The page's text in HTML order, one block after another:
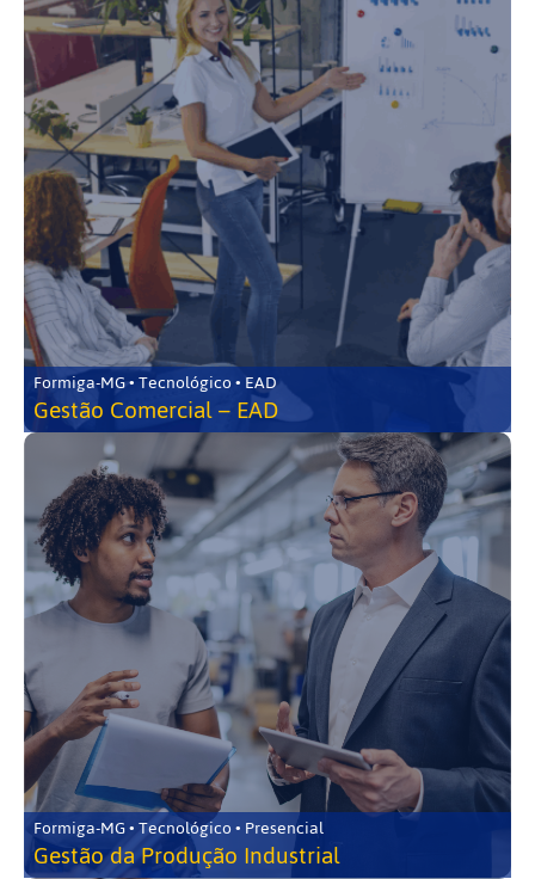
Formiga-MG • Tecnológico • EAD
Gestão Comercial – EAD
Formiga-MG • Tecnológico • Presencial
Gestão da Produção Industrial